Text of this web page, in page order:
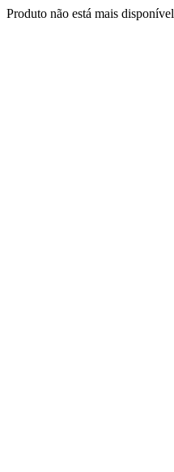
Produto não está mais disponível